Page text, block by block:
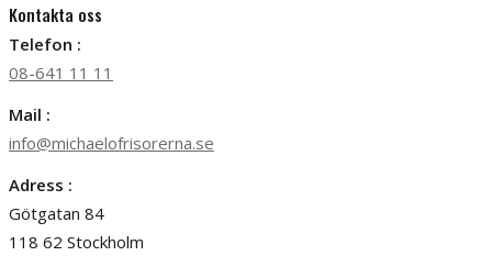
Kontakta oss
Telefon :
08-641 11 11
Mail :
info@michaelofrisorerna.se
Adress :
Götgatan 84
118 62 Stockholm